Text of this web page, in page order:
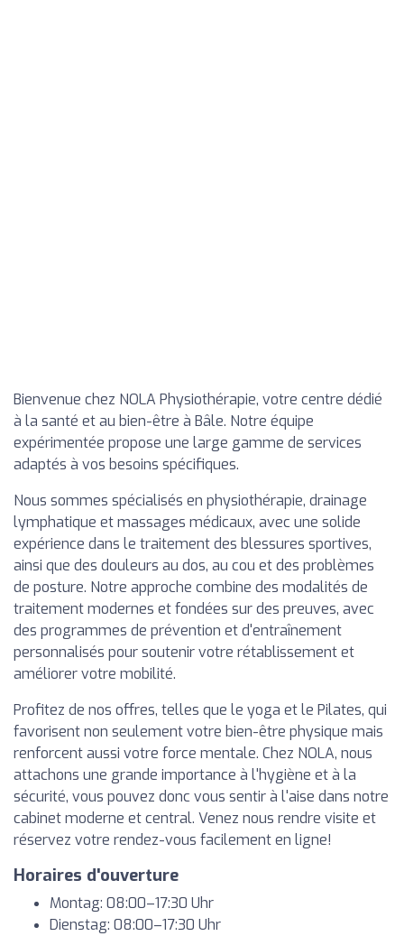
Bienvenue chez NOLA Physiothérapie, votre centre dédié
à la santé et au bien-être à Bâle. Notre équipe
expérimentée propose une large gamme de services
adaptés à vos besoins spécifiques.
Nous sommes spécialisés en physiothérapie, drainage
lymphatique et massages médicaux, avec une solide
expérience dans le traitement des blessures sportives,
ainsi que des douleurs au dos, au cou et des problèmes
de posture. Notre approche combine des modalités de
traitement modernes et fondées sur des preuves, avec
des programmes de prévention et d'entraînement
personnalisés pour soutenir votre rétablissement et
améliorer votre mobilité.
Profitez de nos offres, telles que le yoga et le Pilates, qui
favorisent non seulement votre bien-être physique mais
renforcent aussi votre force mentale. Chez NOLA, nous
attachons une grande importance à l'hygiène et à la
sécurité, vous pouvez donc vous sentir à l'aise dans notre
cabinet moderne et central. Venez nous rendre visite et
réservez votre rendez-vous facilement en ligne!
Horaires d'ouverture
Montag: 08:00–17:30 Uhr
Dienstag: 08:00–17:30 Uhr